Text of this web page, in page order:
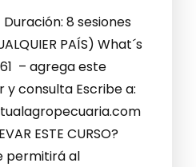
Duración: 8 sesiones
PAÍS) What´s
– agrega este
y consulta Escribe a:
ESTE CURSO?
permitirá al